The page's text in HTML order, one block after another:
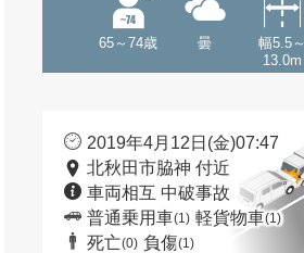
65～74歳 曇
幅5.5～
13.0m
2019年4月12日(金)07:47
北秋田市脇神 付近
車両相互 中破事故
普通乗用車(1) 軽貨物車(1)
死亡(0) 負傷(1)